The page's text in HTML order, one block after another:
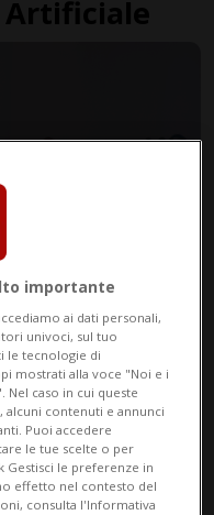
Artificiale
della
assuma le
si faccia da
importante
ai dati personali,
univoci, sul tuo
le tecnologie di
mostrati alla voce "Noi e i
caso in cui queste
alcuni contenuti e annunci
Puoi accedere
le tue scelte o per
Gestisci le preferenze in
effetto nel contesto del
consulta l'Informativa